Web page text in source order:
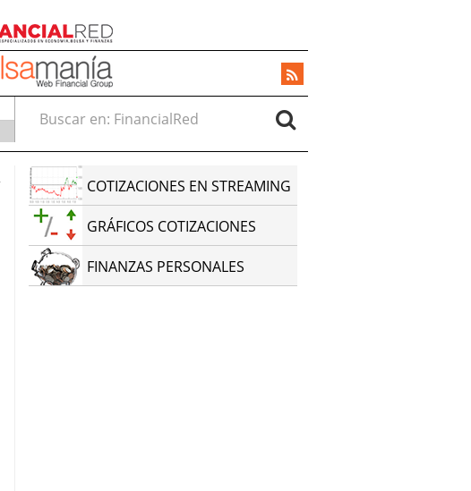
Buscar en:
COTIZACIONES EN STREAMING
GRÁFICOS COTIZACIONES
FINANZAS PERSONALES